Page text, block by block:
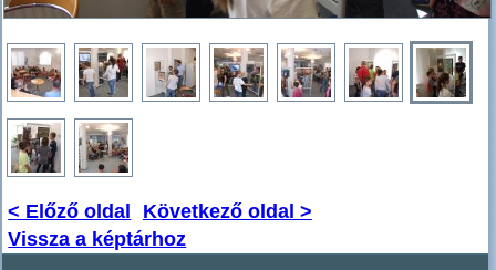
< Előző oldal
Következő oldal >
Vissza a képtárhoz